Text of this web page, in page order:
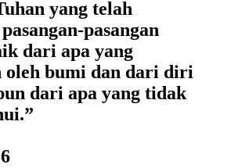
yang telah
pasangan
dari apa yang
oleh bumi dan dari diri
dari apa yang tidak